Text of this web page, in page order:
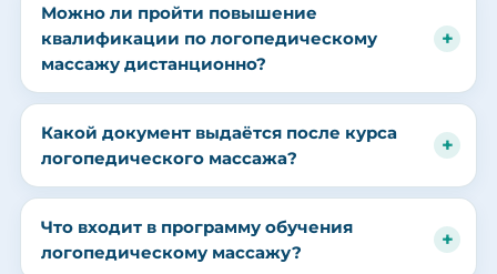
Можно ли пройти повышение
квалификации по логопедическому
массажу дистанционно?
Какой документ выдаётся после курса
логопедического массажа?
Что входит в программу обучения
логопедическому массажу?